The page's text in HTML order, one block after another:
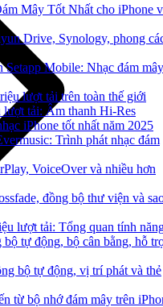
Mây Tốt Nhất cho iPhone
Drive, Synology, phong
Setapp Mobile: Nhạc đám mây
lượt tải trên toàn thế giới
lượt tải: Âm thanh Hi-Res
iPhone tốt nhất năm 2025
Trình phát nhạc đám
VoiceOver và nhiều hơn
đồng bộ thư viện và
lượt tải: Tổng quan tính
tự động, bộ cân bằng, hỗ
bộ tự động, vị trí phát và thẻ
từ bộ nhớ đám mây trên